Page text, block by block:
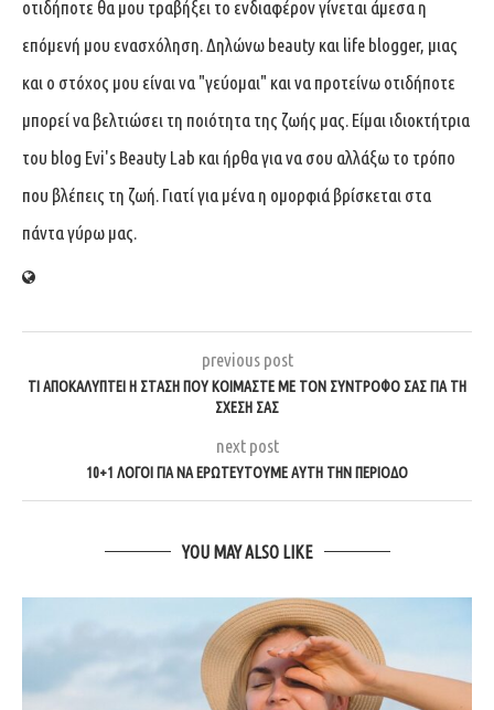
οτιδήποτε θα μου τραβήξει το ενδιαφέρον γίνεται άμεσα η
επόμενή μου ενασχόληση. Δηλώνω beauty και life blogger, μιας
και ο στόχος μου είναι να "γεύομαι" και να προτείνω οτιδήποτε
μπορεί να βελτιώσει τη ποιότητα της ζωής μας. Είμαι ιδιοκτήτρια
του blog Evi's Beauty Lab και ήρθα για να σου αλλάξω το τρόπο
που βλέπεις τη ζωή. Γιατί για μένα η ομορφιά βρίσκεται στα
πάντα γύρω μας.
previous post
ΤΙ ΑΠΟΚΑΛΎΠΤΕΙ Η ΣΤΆΣΗ ΠΟΥ ΚΟΙΜΆΣΤΕ ΜΕ ΤΟΝ ΣΎΝΤΡΟΦΌ ΣΑΣ ΓΙΑ ΤΗ
ΣΧΈΣΗ ΣΑΣ
next post
10+1 ΛΌΓΟΙ ΓΙΑ ΝΑ ΕΡΩΤΕΥΤΟΎΜΕ ΑΥΤΉ ΤΗΝ ΠΕΡΊΟΔΟ
YOU MAY ALSO LIKE